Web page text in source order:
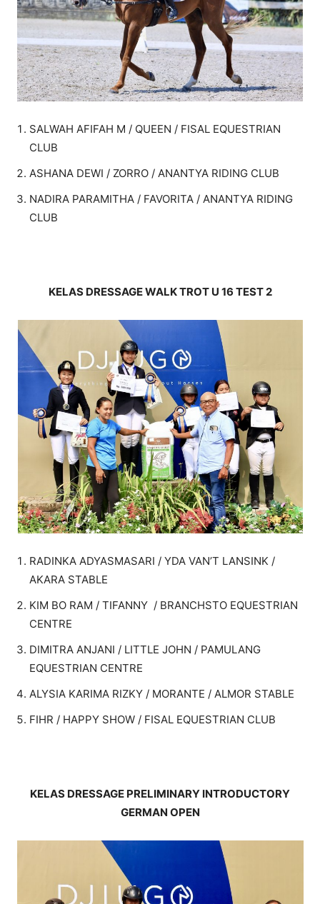
SALWAH AFIFAH M / QUEEN / FISAL EQUESTRIAN
CLUB
ASHANA DEWI / ZORRO / ANANTYA RIDING CLUB
NADIRA PARAMITHA / FAVORITA / ANANTYA RIDING
CLUB
KELAS DRESSAGE WALK TROT U 16 TEST 2
RADINKA ADYASMASARI / YDA VAN’T LANSINK /
AKARA STABLE
KIM BO RAM / TIFANNY / BRANCHSTO EQUESTRIAN
CENTRE
DIMITRA ANJANI / LITTLE JOHN / PAMULANG
EQUESTRIAN CENTRE
ALYSIA KARIMA RIZKY / MORANTE / ALMOR STABLE
FIHR / HAPPY SHOW / FISAL EQUESTRIAN CLUB
KELAS DRESSAGE PRELIMINARY INTRODUCTORY
GERMAN OPEN